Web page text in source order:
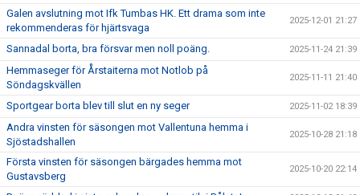
Galen avslutning mot Ifk Tumbas HK. Ett drama som inte
rekommenderas för hjärtsvaga
2025-12-01 21:27
Sannadal borta, bra försvar men noll poäng. 2025-11-24 21:39
Hemmaseger för Årstaiterna mot Notlob på
Söndagskvällen
2025-11-11 21:40
Sportgear borta blev till slut en ny seger 2025-11-02 18:39
Andra vinsten för säsongen mot Vallentuna hemma i
Sjöstadshallen
2025-10-28 21:18
Första vinsten för säsongen bärgades hemma mot
Gustavsberg
2025-10-20 22:14